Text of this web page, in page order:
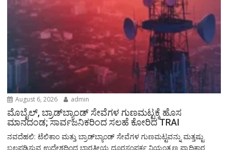
August 6, 2026 admin
ಮೊಬೈಲ್, ಬ್ರಾಡ್‌ಬ್ಯಾಂಡ್ ಸೇವೆಗಳ ಗುಣಮಟ್ಟಕ್ಕೆ ಹೊಸ
ಮಾನದಂಡ; ಸಾರ್ವಜನಿಕರಿಂದ ಸಲಹೆ ಕೋರಿದ TRAI
ನವದೆಹಲಿ: ಟೆಲಿಕಾಂ ಮತ್ತು ಬ್ರಾಡ್‌ಬ್ಯಾಂಡ್ ಸೇವೆಗಳ ಗುಣಮಟ್ಟವನ್ನು ಮತ್ತಷ್ಟು
ಬಲಪಡಿಸುವ ಉದ್ದೇಶದಿಂದ ಭಾರತೀಯ ದೂರಸಂಪರ್ಕ ನಿಯಂತ್ರಣ ಪ್ರಾಧಿಕಾರ